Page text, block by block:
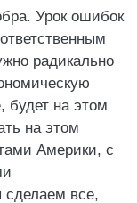
Урок ошибок
радикально
будет на этом
на этом
Америки, с
все,